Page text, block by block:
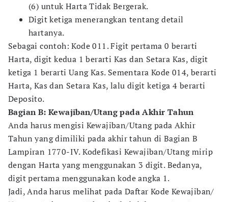
(6) untuk Harta Tidak Bergerak.
Digit ketiga menerangkan tentang detail
hartanya.
Sebagai contoh: Kode 011. Figit pertama 0 berarti
Harta, digit kedua 1 berarti Kas dan Setara Kas, digit
ketiga 1 berarti Uang Kas. Sementara Kode 014, berarti
Harta, Kas dan Setara Kas, lalu digit ketiga 4 berarti
Deposito.
Bagian B: Kewajiban/Utang pada Akhir Tahun
Anda harus mengisi Kewajiban/Utang pada Akhir
Tahun yang dimiliki pada akhir tahun di Bagian B
Lampiran 1770-IV. Kodefikasi Kewajiban/Utang mirip
dengan Harta yang menggunakan 3 digit. Bedanya,
digit pertama menggunakan kode angka 1.
Jadi, Anda harus melihat pada Daftar Kode Kewajiban/